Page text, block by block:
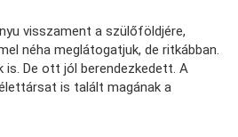
visszament a szülőföldjére,
néha meglátogatjuk, de ritkábban.
is. De ott jól berendezkedett. A
is talált magának a